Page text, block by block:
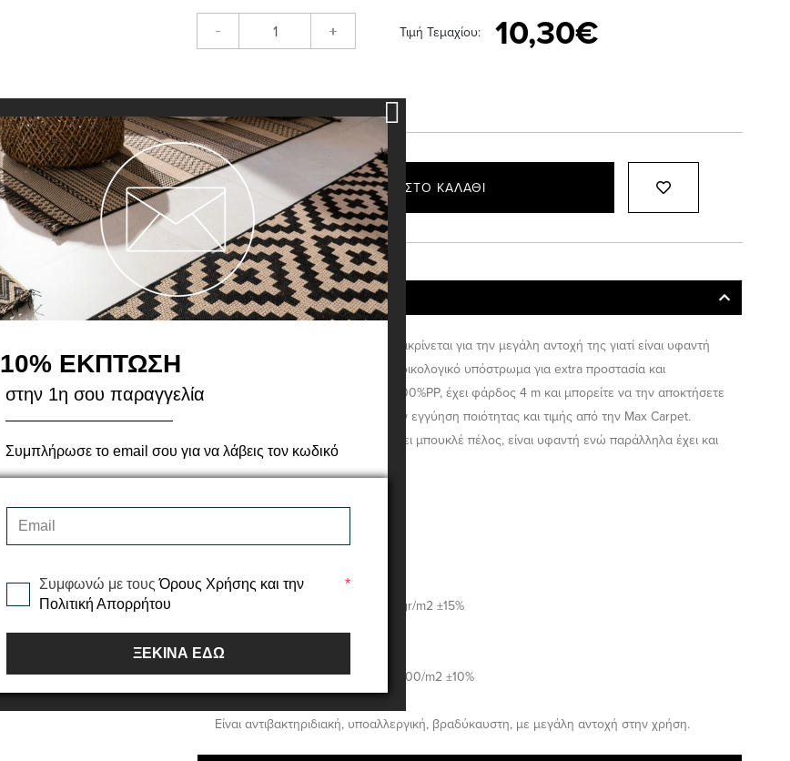
- + Τιμή Τεμαχίου: 10,30€
ΠΡΟΣΘΉΚΗ ΣΤΟ ΚΑΛΆΘΙ
Περιγραφή
Η επαγγελματική μοκέτα Astra διακρίνεται για την μεγάλη αντοχή της γιατί είναι υφαντή
μοκέτα ενώ παράλληλα διαθέτει οικολογικό υπόστρωμα για extra προστασία και
ανθεκτικότητα. Είναι οικολογική 100%PP, έχει φάρδος 4 m και μπορείτε να την αποκτήσετε
στις διαστάσεις που θέλετε με την εγγύηση ποιότητας και τιμής από την Max Carpet.
Η επαγγελματική μοκέτα Astra έχει μπουκλέ πέλος, είναι υφαντή ενώ παράλληλα έχει και
οικολογικό υπόστρωμα.
Όψη: Loop pile (μπουκλέ)
Δεύτερο υπόστρωμα: Κετσές
Συνολικό βάρος (ISO 85433):1170gr/m2 ±15%
Συνολικό ύψος (ISO 1765): 6mm
Δείκτης: 1/10''
Αριθμός κόμπων (ISO 1763): 160.000/m2 ±10%
Είναι αντιβακτηριδιακή, υποαλλεργική, βραδύκαυστη, με μεγάλη αντοχή στην χρήση.
10% ΕΚΠΤΩΣΗ
στην 1η σου παραγγελία
Συμπλήρωσε το email σου για να λάβεις τον κωδικό
Συμφωνώ με τουςΌρους Χρήσης και την
Πολιτική Απορρήτου
*
ΞΕΚΙΝΑ ΕΔΩ